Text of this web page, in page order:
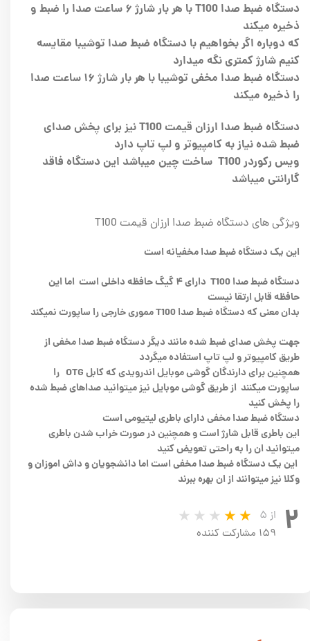
دستگاه ضبط صدا T100 با هر بار شارژ ۶ ساعت صدا را ضبط و
ذخیره میکند
که دوباره اگر بخواهیم با دستگاه ضبط صدا توشیبا مقایسه
کنیم شارژ کمتری نگه میدارد
دستگاه ضبط صدا مخفی توشیبا با هر بار شارژ ۱۶ ساعت صدا
را ذخیره میکند
دستگاه ضبط صدا ارزان قیمت T100 نیز برای پخش صدای
ضبط شده نیاز به کامپیوتر و لپ تاپ دارد
ویس رکوردر T100 ساخت چین میباشد این دستگاه فاقد
گارانتی میباشد
ویژگی های دستگاه ضبط صدا ارزان قیمت T100
این یک دستگاه ضبط صدا مخفیانه است
دستگاه ضبط صدا T100 دارای ۴ گیگ حافظه داخلی است اما این
حافظه قابل ارتقا نیست
بدان معنی که دستگاه ضبط صدا T100 مموری خارجی را ساپورت نمیکند
جهت پخش صدای ضبط شده مانند دیگر دستگاه ضبط صدا مخفی از
طریق کامپیوتر و لپ تاپ استفاده میگردد
همچنین برای دارندگان گوشی موبایل اندرویدی که کابل OTG را
ساپورت میکنند از طریق گوشی موبایل نیز میتوانید صداهای ضبط شده
را پخش کنید
دستگاه ضبط صدا مخفی دارای باطری لیتیومی است
این باطری قابل شارژ است و همچنین در صورت خراب شدن باطری
میتوانید ان را به راحتی تعویض کنید
این یک دستگاه ضبط صدا مخفی است اما دانشجویان و داش اموزان و
وکلا نیز میتوانند از ان بهره ببرند
۲
از ۵
۱۵۹ مشارکت کننده